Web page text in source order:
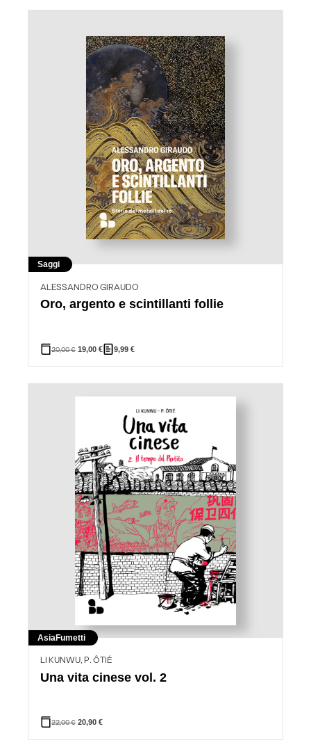
Saggi
ALESSANDRO GIRAUDO
Oro, argento e scintillanti follie
20,00€ 19,00 € 9,99 €
AsiaFumetti
LI KUNWU, P. ÔTIÉ
Una vita cinese vol. 2
22,00€ 20,90 €